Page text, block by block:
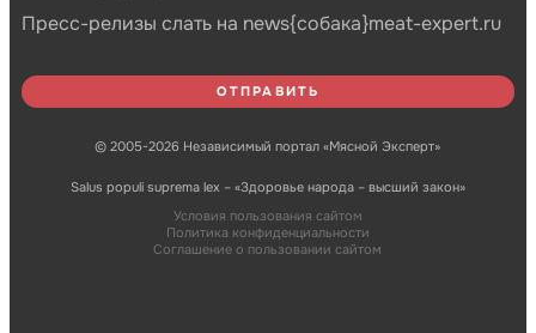
Пресс-релизы слать на news{собака}meat-expert.ru
© 2005-2026 Независимый портал «Мясной Эксперт»
Salus populi suprema lex – «Здоровье народа – высший закон»
Условия пользования сайтом
Политика конфиденциальности
Соглашение о пользовании сайтом